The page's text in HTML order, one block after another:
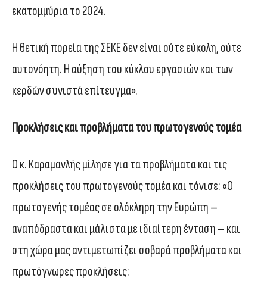
εκατομμύρια το 2024.
Η θετική πορεία της ΣΕΚΕ δεν είναι ούτε εύκολη, ούτε
αυτονόητη. Η αύξηση του κύκλου εργασιών και των
κερδών συνιστά επίτευγμα».
Προκλήσεις και προβλήματα του πρωτογενούς τομέα
Ο κ. Καραμανλής μίλησε για τα προβλήματα και τις
προκλήσεις του πρωτογενούς τομέα και τόνισε: «Ο
πρωτογενής τομέας σε ολόκληρη την Ευρώπη –
αναπόδραστα και μάλιστα με ιδιαίτερη ένταση – και
στη χώρα μας αντιμετωπίζει σοβαρά προβλήματα και
πρωτόγνωρες προκλήσεις: